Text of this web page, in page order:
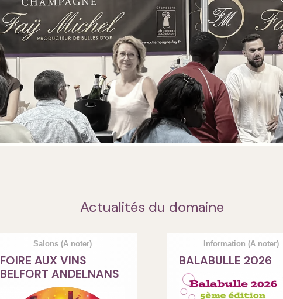
Actualités du domaine
Salons(A noter)
FOIRE AUX VINS
BELFORT ANDELNANS
Information(A noter)
BALABULLE 2026